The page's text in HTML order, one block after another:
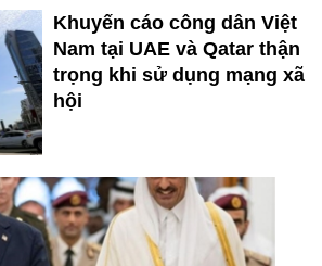
Khuyến cáo công dân Việt
Nam tại UAE và Qatar thận
trọng khi sử dụng mạng xã
hội